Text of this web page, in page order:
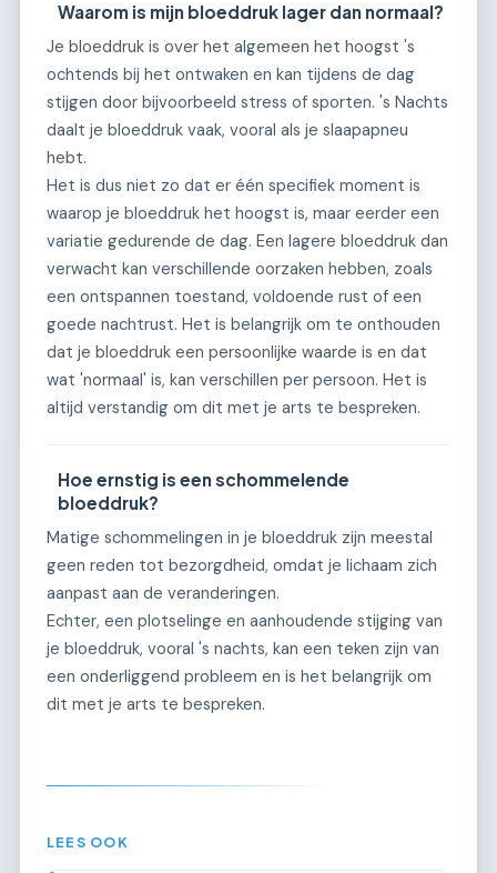
Waarom is mijn bloeddruk lager dan normaal?
Je bloeddruk is over het algemeen het hoogst 's
ochtends bij het ontwaken en kan tijdens de dag
stijgen door bijvoorbeeld stress of sporten. 's Nachts
daalt je bloeddruk vaak, vooral als je slaapapneu
hebt.
Het is dus niet zo dat er één specifiek moment is
waarop je bloeddruk het hoogst is, maar eerder een
variatie gedurende de dag. Een lagere bloeddruk dan
verwacht kan verschillende oorzaken hebben, zoals
een ontspannen toestand, voldoende rust of een
goede nachtrust. Het is belangrijk om te onthouden
dat je bloeddruk een persoonlijke waarde is en dat
wat 'normaal' is, kan verschillen per persoon. Het is
altijd verstandig om dit met je arts te bespreken.
Hoe ernstig is een schommelende
bloeddruk?
Matige schommelingen in je bloeddruk zijn meestal
geen reden tot bezorgdheid, omdat je lichaam zich
aanpast aan de veranderingen.
Echter, een plotselinge en aanhoudende stijging van
je bloeddruk, vooral 's nachts, kan een teken zijn van
een onderliggend probleem en is het belangrijk om
dit met je arts te bespreken.
LEES OOK